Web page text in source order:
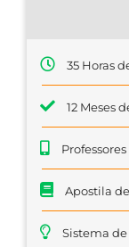
35 Horas
12 Meses
Apostila
Sistema